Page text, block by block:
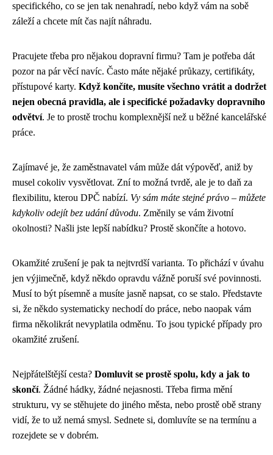
specifického, co se jen tak nenahradí, nebo když vám na sobě
záleží a chcete mít čas najít náhradu.
Pracujete třeba pro nějakou dopravní firmu? Tam je potřeba dát
pozor na pár věcí navíc. Často máte nějaké průkazy, certifikáty,
přístupové karty. Když končíte, musíte všechno vrátit a dodržet
nejen obecná pravidla, ale i specifické požadavky dopravního
odvětví. Je to prostě trochu komplexnější než u běžné kancelářské
práce.
Zajímavé je, že zaměstnavatel vám může dát výpověď, aniž by
musel cokoliv vysvětlovat. Zní to možná tvrdě, ale je to daň za
flexibilitu, kterou DPČ nabízí. Vy sám máte stejné právo – můžete
kdykoliv odejít bez udání důvodu. Změnily se vám životní
okolnosti? Našli jste lepší nabídku? Prostě skončíte a hotovo.
Okamžité zrušení je pak ta nejtvrdší varianta. To přichází v úvahu
jen výjimečně, když někdo opravdu vážně poruší své povinnosti.
Musí to být písemně a musíte jasně napsat, co se stalo. Představte
si, že někdo systematicky nechodí do práce, nebo naopak vám
firma několikrát nevyplatila odměnu. To jsou typické případy pro
okamžité zrušení.
Nejpřátelštější cesta? Domluvit se prostě spolu, kdy a jak to
skončí. Žádné hádky, žádné nejasnosti. Třeba firma mění
strukturu, vy se stěhujete do jiného města, nebo prostě obě strany
vidí, že to už nemá smysl. Sednete si, domluvíte se na termínu a
rozejdete se v dobrém.